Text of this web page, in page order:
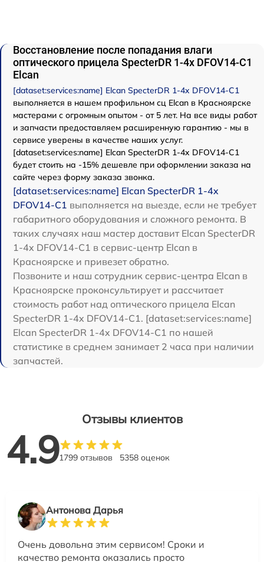
Восстановление после попадания влаги
оптического прицела SpecterDR 1-4x DFOV14-C1
Elcan
[dataset:services:name] Elcan SpecterDR 1-4x DFOV14-C1
выполняется в нашем профильном сц Elcan в Красноярске
мастерами с огромным опытом - от 5 лет. На все виды работ
и запчасти предоставляем расширенную гарантию - мы в
сервисе уверены в качестве наших услуг.
[dataset:services:name] Elcan SpecterDR 1-4x DFOV14-C1
будет стоить на -15% дешевле при оформлении заказа на
сайте через форму заказа звонка.
[dataset:services:name] Elcan SpecterDR 1-4x
DFOV14-C1 выполняется на выезде, если не требует
габаритного оборудования и сложного ремонта. В
таких случаях наш мастер доставит Elcan SpecterDR
1-4x DFOV14-C1 в сервис-центр Elcan в
Красноярске и привезет обратно.
Позвоните и наш сотрудник сервис-центра Elcan в
Красноярске проконсультирует и рассчитает
стоимость работ над оптического прицела Elcan
SpecterDR 1-4x DFOV14-C1. [dataset:services:name]
Elcan SpecterDR 1-4x DFOV14-C1 по нашей
статистике в среднем занимает 2 часа при наличии
запчастей.
Отзывы клиентов
4.91799 отзывов 5358 оценок
Антонова Дарья
Очень довольна этим сервисом! Сроки и
качество ремонта оказались просто